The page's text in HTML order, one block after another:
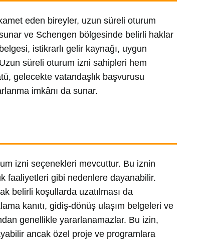
eden bireyler, uzun süreli oturum
ve Schengen bölgesinde belirli haklar
istikrarlı gelir kaynağı, uygun
süreli oturum izni sahipleri hem
gelecekte vatandaşlık başvurusu
imkânı da sunar.
izni seçenekleri mevcuttur. Bu iznin
faaliyetleri gibi nedenlere dayanabilir.
belirli koşullarda uzatılması da
kanıtı, gidiş-dönüş ulaşım belgeleri ve
genellikle yararlanamazlar. Bu izin,
ancak özel proje ve programlara